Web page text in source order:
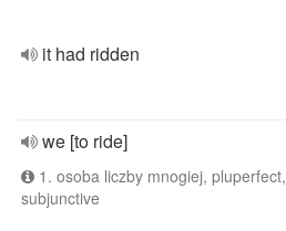
it had ridden
we [to ride]
1. osoba liczby mnogiej, pluperfect,
subjunctive